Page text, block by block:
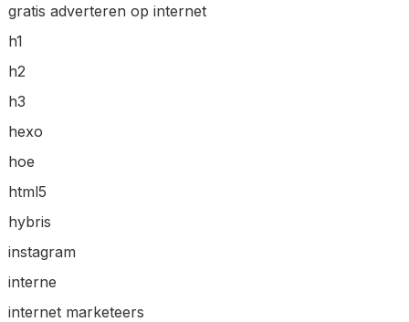
gratis adverteren op internet
h1
h2
h3
hexo
hoe
html5
hybris
instagram
interne
internet marketeers